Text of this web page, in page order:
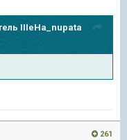
IIIeHa_nupata
261